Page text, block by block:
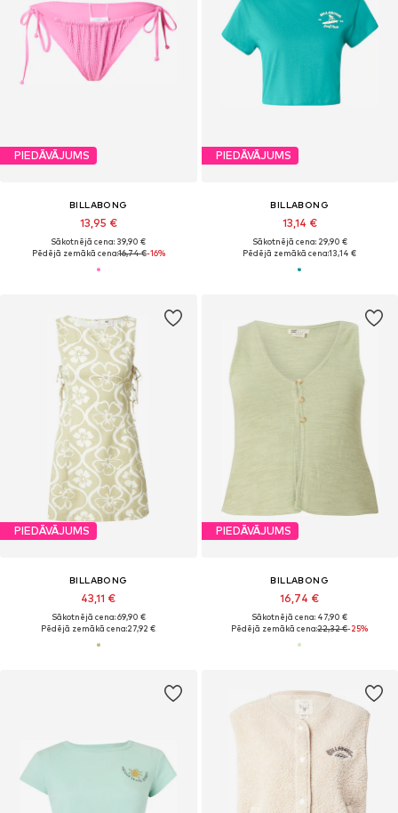
PIEDĀVĀJUMS
BILLABONG
13,95 €
Sākotnējā cena: 39,90 €
Pēdējā zemākā cena:16,74 €-16%
PIEDĀVĀJUMS
BILLABONG
13,14 €
Sākotnējā cena: 29,90 €
Pēdējā zemākā cena:13,14 €
PIEDĀVĀJUMS
BILLABONG
43,11 €
Sākotnējā cena: 69,90 €
Pēdējā zemākā cena:27,92 €
PIEDĀVĀJUMS
BILLABONG
16,74 €
Sākotnējā cena: 47,90 €
Pēdējā zemākā cena:22,32 €-25%